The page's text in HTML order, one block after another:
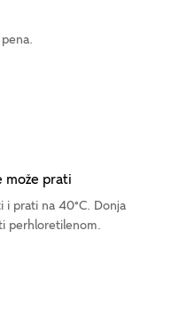
može prati
i prati na 40°C. Donja
perhloretilenom.